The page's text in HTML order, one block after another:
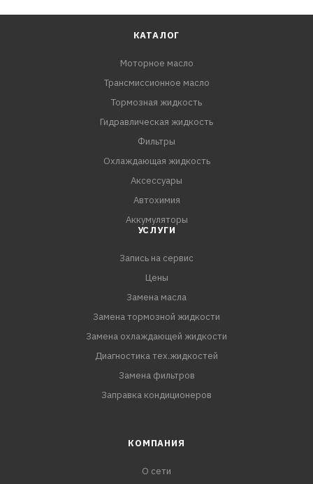
КАТАЛОГ
Моторное масло
Трансмиссионное масло
Тормозная жидкость
Гидравлическая жидкость
Фильтры
Охлаждающая жидкость
Аксессуары
Автохимия
Аккумуляторы
УСЛУГИ
Запись на сервис
Цены
Замена масла
Замена тормозной жидкости
Замена охлаждающей жидкости
Диагностика тех.жидкостей
Замена фильтров
Заправка кондиционеров
КОМПАНИЯ
О сети